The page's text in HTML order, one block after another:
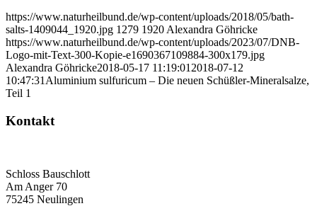
https://www.naturheilbund.de/wp-content/uploads/2018/05/bath-
salts-1409044_1920.jpg 1279 1920 Alexandra Göhricke
https://www.naturheilbund.de/wp-content/uploads/2023/07/DNB-
Logo-mit-Text-300-Kopie-e1690367109884-300x179.jpg
Alexandra Göhricke2018-05-17 11:19:01 2018-07-12
10:47:31 Aluminium sulfuricum – Die neuen Schüßler-Mineralsalze,
Teil 1
Kontakt
Schloss Bauschlott
Am Anger 70
75245 Neulingen